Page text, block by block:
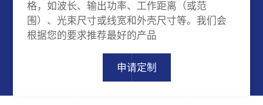
格，如波长、输出功率、工作距离（或范
围）、光束尺寸或线宽和外壳尺寸等。我们会
根据您的要求推荐最好的产品
申请定制